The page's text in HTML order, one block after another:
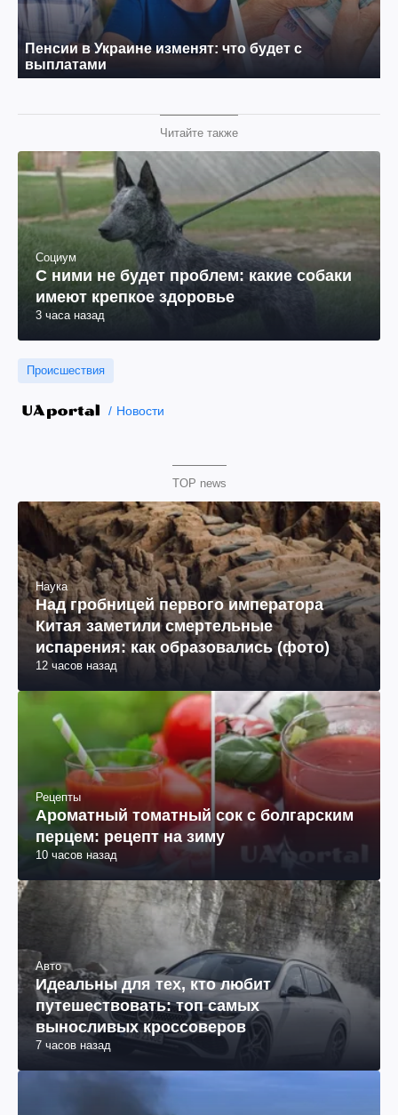
Читайте также
Социум
С ними не будет проблем: какие собаки
имеют крепкое здоровье
3 часа назад
Происшествия
Новости
TOP news
Наука
Над гробницей первого императора
Китая заметили смертельные
испарения: как образовались (фото)
12 часов назад
Рецепты
Ароматный томатный сок с болгарским
перцем: рецепт на зиму
10 часов назад
Авто
Идеальны для тех, кто любит
путешествовать: топ самых
выносливых кроссоверов
7 часов назад